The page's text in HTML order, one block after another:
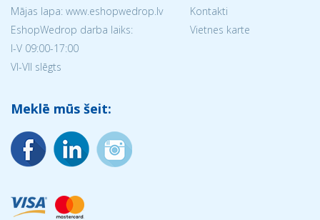
Mājas lapa: www.eshopwedrop.lv
EshopWedrop darba laiks:
I-V 09:00-17:00
VI-VII slēgts
Kontakti
Vietnes karte
Meklē mūs šeit: